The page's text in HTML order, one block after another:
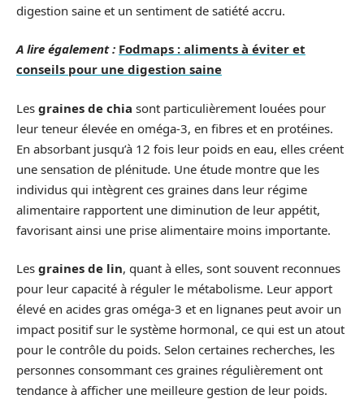
digestion saine et un sentiment de satiété accru.
A lire également : Fodmaps : aliments à éviter et
conseils pour une digestion saine
Les graines de chia sont particulièrement louées pour
leur teneur élevée en oméga-3, en fibres et en protéines.
En absorbant jusqu’à 12 fois leur poids en eau, elles créent
une sensation de plénitude. Une étude montre que les
individus qui intègrent ces graines dans leur régime
alimentaire rapportent une diminution de leur appétit,
favorisant ainsi une prise alimentaire moins importante.
Les graines de lin, quant à elles, sont souvent reconnues
pour leur capacité à réguler le métabolisme. Leur apport
élevé en acides gras oméga-3 et en lignanes peut avoir un
impact positif sur le système hormonal, ce qui est un atout
pour le contrôle du poids. Selon certaines recherches, les
personnes consommant ces graines régulièrement ont
tendance à afficher une meilleure gestion de leur poids.